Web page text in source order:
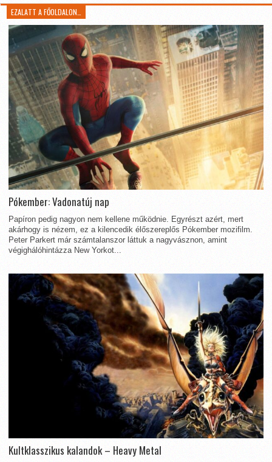
EZALATT A FŐOLDALON…
Pókember: Vadonatúj nap
Papíron pedig nagyon nem kellene működnie. Egyrészt azért, mert
akárhogy is nézem, ez a kilencedik élőszereplős Pókember mozifilm.
Peter Parkert már számtalanszor láttuk a nagyvásznon, amint
végighálóhintázza New Yorkot...
Kultklasszikus kalandok – Heavy Metal